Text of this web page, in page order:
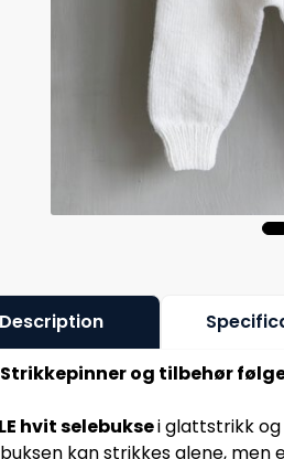
Description
Strikkepinner og tilbehør
hvit selebuksei glattstrikk og
kan strikkes alene, men